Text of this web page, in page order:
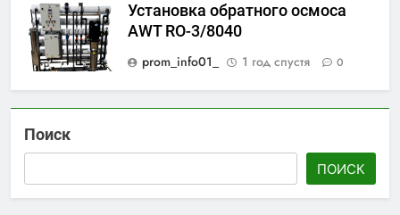
Установка обратного осмоса
AWT RO-3/8040
prom_info01_
1 год спустя 0
Поиск
ПОИСК